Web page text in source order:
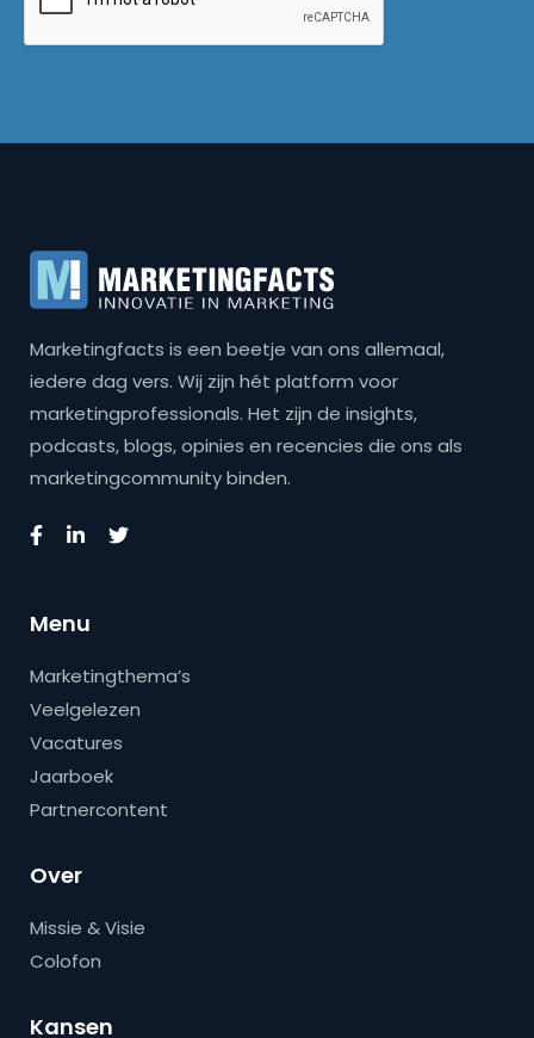
Marketingfacts is een beetje van ons allemaal,
iedere dag vers. Wij zijn hét platform voor
marketingprofessionals. Het zijn de insights,
podcasts, blogs, opinies en recencies die ons als
marketingcommunity binden.
Menu
Marketingthema’s
Veelgelezen
Vacatures
Jaarboek
Partnercontent
Over
Missie & Visie
Colofon
Kansen